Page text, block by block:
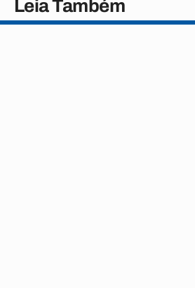
Leia Também